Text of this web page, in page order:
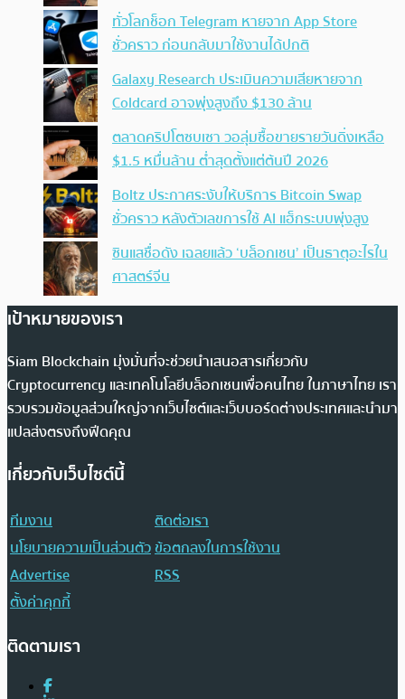
ทั่วโลกช็อก Telegram หายจาก App Store
ชั่วคราว ก่อนกลับมาใช้งานได้ปกติ
Galaxy Research ประเมินความเสียหายจาก
Coldcard อาจพุ่งสูงถึง $130 ล้าน
ตลาดคริปโตซบเซา วอลุ่มซื้อขายรายวันดิ่งเหลือ
$1.5 หมื่นล้าน ต่ำสุดตั้งแต่ต้นปี 2026
Boltz ประกาศระงับให้บริการ Bitcoin Swap
ชั่วคราว หลังตัวเลขการใช้ AI แฮ็กระบบพุ่งสูง
ซินแสชื่อดัง เฉลยแล้ว ‘บล็อกเชน’ เป็นธาตุอะไรใน
ศาสตร์จีน
เป้าหมายของเรา
Siam Blockchain มุ่งมั่นที่จะช่วยนำเสนอสารเกี่ยวกับ
Cryptocurrency และเทคโนโลยีบล็อกเชนเพื่อคนไทย ในภาษาไทย เรา
รวบรวมข้อมูลส่วนใหญ่จากเว็บไซต์และเว็บบอร์ดต่างประเทศและนำมา
แปลส่งตรงถึงฟีดคุณ
เกี่ยวกับเว็บไซต์นี้
ทีมงาน
ติดต่อเรา
นโยบายความเป็นส่วนตัวข้อตกลงในการใช้งาน
Advertise
RSS
ตั้งค่าคุกกี้
ติดตามเรา